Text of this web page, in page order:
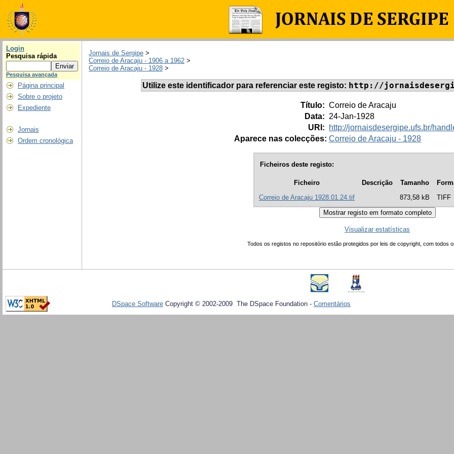
Login
Pesquisa rápida
Pesquisa avançada
Página principal
Sobre o projeto
Expediente
Jornais
Ordem cronológica
Jornais de Sergipe >
Correio de Aracaju - 1906 a 1962 >
Correio de Aracaju - 1928 >
Utilize este identificador para referenciar este registo: http://
Título: Correio de Aracaju
Data: 24-Jan-1928
URI:
http://jornaisdesergipe.ufs.br/
Aparece nas colecções: Correio de Aracaju - 1928
Ficheiros deste registo:
Ficheiro Descrição Tamanho
Correio de Aracaju 1928.01.24.tif
873,58 kB TIFF
Visualizar estatísticas
Todos os registos no repositório estão protegidos por leis de copyright, com todos
DSpace Software Copyright © 2002-2009 The DSpace Foundation - Comentários